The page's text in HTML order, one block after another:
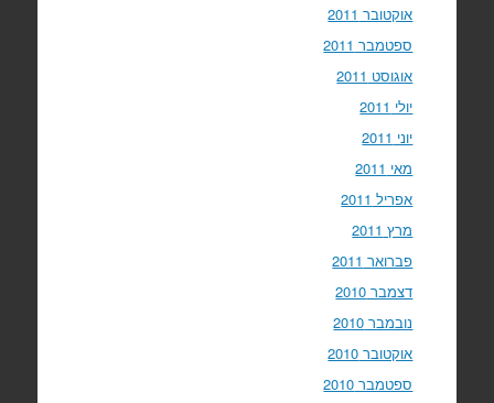
אוקטובר 2011
ספטמבר 2011
אוגוסט 2011
יולי 2011
יוני 2011
מאי 2011
אפריל 2011
מרץ 2011
פברואר 2011
דצמבר 2010
נובמבר 2010
אוקטובר 2010
ספטמבר 2010